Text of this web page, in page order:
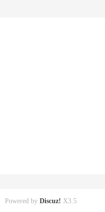
Powered by Discuz! X3.5